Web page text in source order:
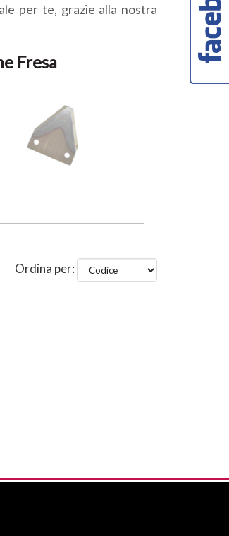
per te, grazie alla nostra
Fresa
Ordina per: